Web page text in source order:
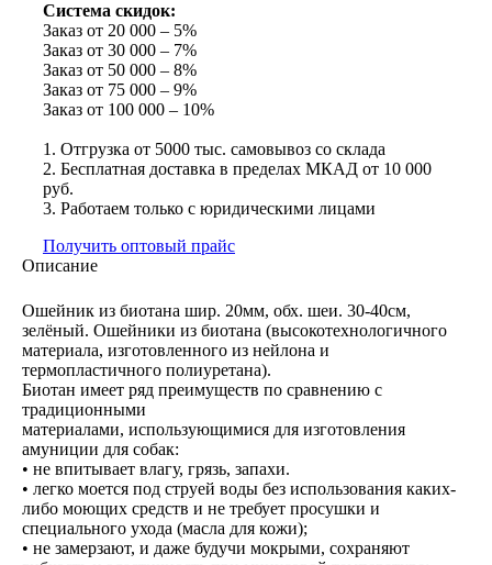
Система скидок:
Заказ от 20 000 – 5%
Заказ от 30 000 – 7%
Заказ от 50 000 – 8%
Заказ от 75 000 – 9%
Заказ от 100 000 – 10%
1. Отгрузка от 5000 тыс. самовывоз со склада
2. Бесплатная доставка в пределах МКАД от 10 000
руб.
3. Работаем только с юридическими лицами
Получить оптовый прайс
Описание
Ошейник из биотана шир. 20мм, обх. шеи. 30-40см,
зелёный. Ошейники из биотана (высокотехнологичного
материала, изготовленного из нейлона и
термопластичного полиуретана).
Биотан имеет ряд преимуществ по сравнению с
традиционными
материалами, использующимися для изготовления
амуниции для собак:
• не впитывает влагу, грязь, запахи.
• легко моется под струей воды без использования каких-
либо моющих средств и не требует просушки и
специального ухода (масла для кожи);
• не замерзают, и даже будучи мокрыми, сохраняют